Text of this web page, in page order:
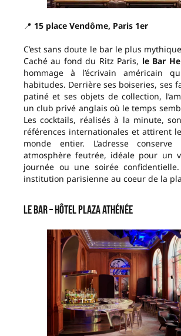
📍 15 place Vendôme, Paris 1er
C’est sans doute le bar le plus
Caché au fond du Ritz Paris, le Bar
hommage à l’écrivain américain
habitudes. Derrière ses boiseries, ses
patiné et ses objets de collection,
un club privé anglais où le temps
Les cocktails, réalisés à la minute,
références internationales et attirent
monde entier. L’adresse
atmosphère feutrée, idéale pour un
journée ou une soirée
institution parisienne au coeur de la
Le Bar – Hôtel Plaza Athénée